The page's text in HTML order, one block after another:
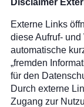
Disclaimer
Externe Links
diese Aufruf-
automatische
„fremden
für den
Durch externe
Zugang zur